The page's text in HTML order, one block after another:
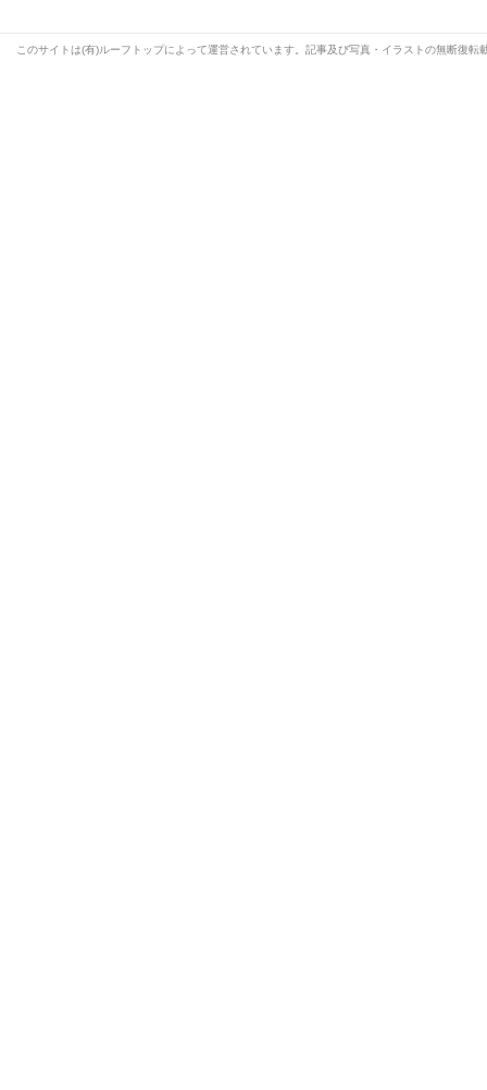
このサイトは(有)ルーフトップによって運営されています。記事及び写真・イラストの無断復転